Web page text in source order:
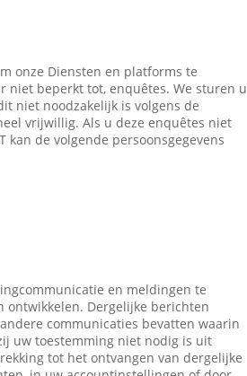
onze Diensten en platforms te
niet beperkt tot, enquêtes. We sturen u
niet noodzakelijk is volgens de
vrijwillig. Als u deze enquêtes niet
de volgende persoonsgegevens
en meldingen te
ontwikkelen. Dergelijke berichten
communicaties bevatten waarin
uw toestemming niet nodig is uit
tot het ontvangen van dergelijke